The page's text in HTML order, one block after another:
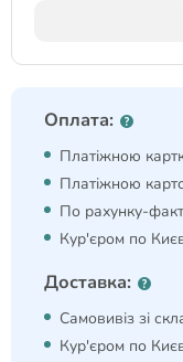
Оплата:
Платіжною
Платіжною
По рахунку-
Кур'єром по
Доставка:
Самовивіз зі
Кур'єром по